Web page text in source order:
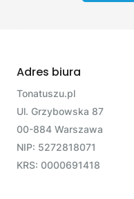
Adres biura
Tonatuszu.pl
Ul. Grzybowska 87
00-884 Warszawa
NIP: 5272818071
KRS: 0000691418